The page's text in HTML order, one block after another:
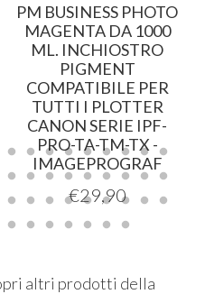
PM BUSINESS PHOTO
MAGENTA DA 1000
ML. INCHIOSTRO
PIGMENT
COMPATIBILE PER
TUTTI I PLOTTER
CANON SERIE IPF-
PRO-TA-TM-TX -
IMAGEPROGRAF
€29,90
altri prodotti della